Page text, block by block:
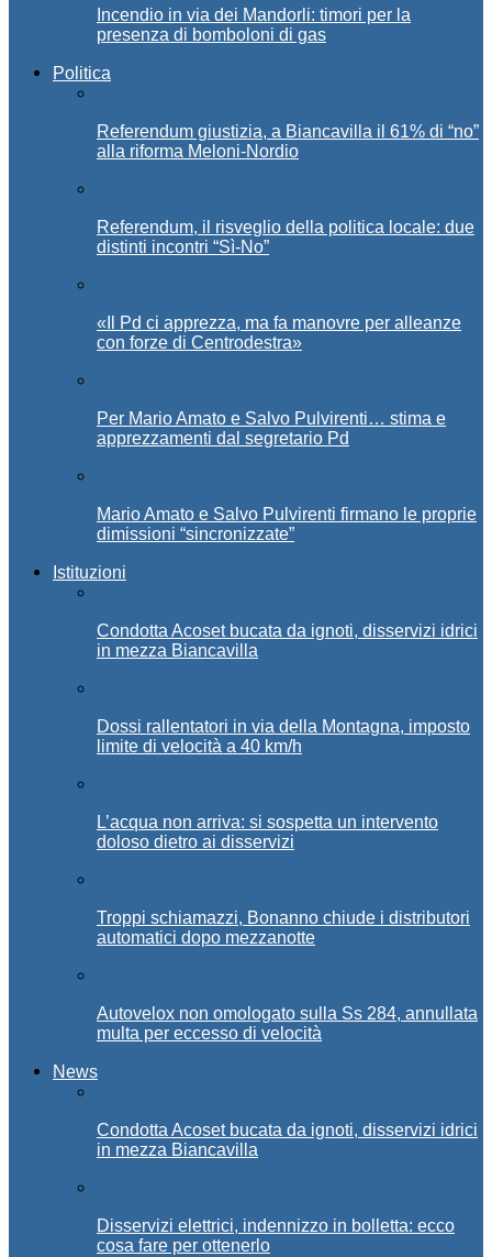
Incendio in via dei Mandorli: timori per la
presenza di bomboloni di gas
Politica
Referendum giustizia, a Biancavilla il 61% di “no”
alla riforma Meloni-Nordio
Referendum, il risveglio della politica locale: due
distinti incontri “Sì-No”
«Il Pd ci apprezza, ma fa manovre per alleanze
con forze di Centrodestra»
Per Mario Amato e Salvo Pulvirenti… stima e
apprezzamenti dal segretario Pd
Mario Amato e Salvo Pulvirenti firmano le proprie
dimissioni “sincronizzate”
Istituzioni
Condotta Acoset bucata da ignoti, disservizi idrici
in mezza Biancavilla
Dossi rallentatori in via della Montagna, imposto
limite di velocità a 40 km/h
L’acqua non arriva: si sospetta un intervento
doloso dietro ai disservizi
Troppi schiamazzi, Bonanno chiude i distributori
automatici dopo mezzanotte
Autovelox non omologato sulla Ss 284, annullata
multa per eccesso di velocità
News
Condotta Acoset bucata da ignoti, disservizi idrici
in mezza Biancavilla
Disservizi elettrici, indennizzo in bolletta: ecco
cosa fare per ottenerlo